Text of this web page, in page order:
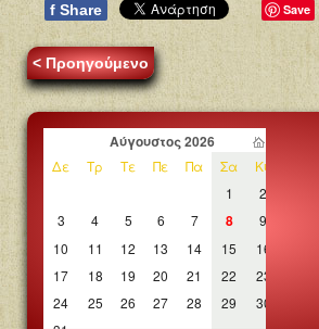
f Share Save
< Προηγούμενο